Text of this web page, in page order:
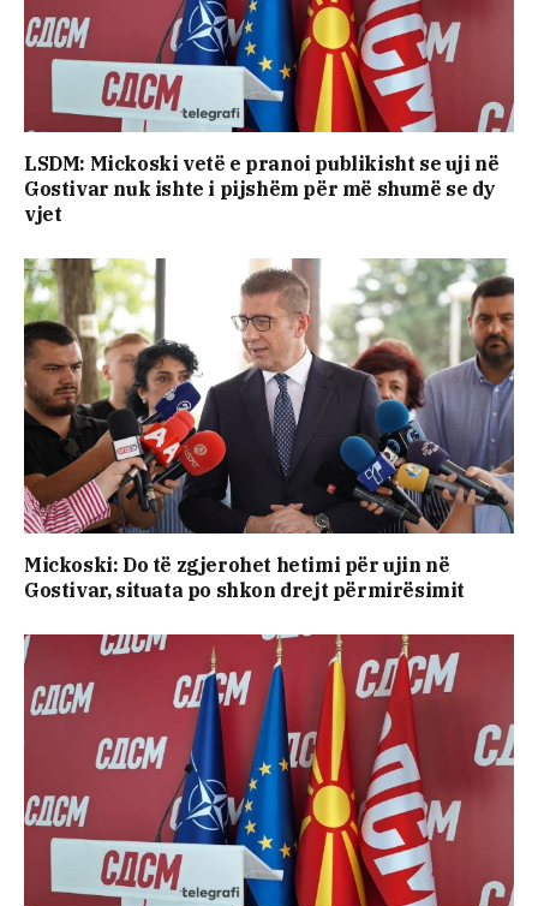
LSDM: Mickoski vetë e pranoi publikisht se uji në
Gostivar nuk ishte i pijshëm për më shumë se dy
vjet
Mickoski: Do të zgjerohet hetimi për ujin në
Gostivar, situata po shkon drejt përmirësimit